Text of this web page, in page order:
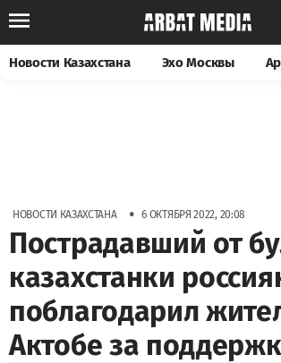
Новости Казахстана Эхо Москвы
НОВОСТИ КАЗАХСТАНА • 6 ОКТЯБРЯ 2022, 20:08
Пострадавший от
казахстанки
поблагодарил
Актобе за